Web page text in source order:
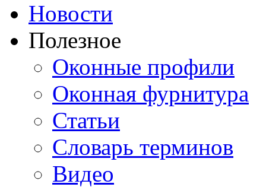
Новости
Полезное
Оконные профили
Оконная фурнитура
Статьи
Словарь терминов
Видео